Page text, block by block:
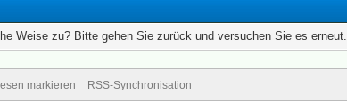
Weise zu? Bitte gehen Sie zurück und versuchen Sie es erneut.
markieren RSS-Synchronisation